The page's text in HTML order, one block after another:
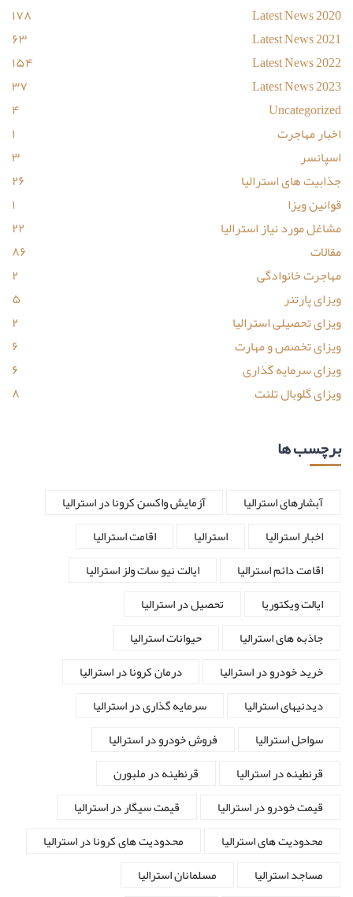
Latest News 2020
۱۷۸
Latest News 2021
۶۳
Latest News 2022
۱۵۴
Latest News 2023
۳۷
Uncategorized
۴
اخبار مهاجرت
۱
اسپانسر
۳
جذابیت های استرالیا
۲۶
قوانین ویزا
۱
مشاغل مورد نیاز استرالیا
۲۲
مقالات
۸۶
مهاجرت خانوادگی
۲
ویزای پارتنر
۵
ویزای تحصیلی استرالیا
۲
ویزای تخصص و مهارت
۶
ویزای سرمایه گذاری
۶
ویزای گلوبال تلنت
۸
برچسب ها
آبشارهای استرالیا
آزمایش واکسن کرونا در استرالیا
اخبار استرالیا
استرالیا
اقامت استرالیا
اقامت دائم استرالیا
ایالت نیو سات ولز استرالیا
ایالت ویکتوریا
تحصیل در استرالیا
جاذبه های استرالیا
حیوانات استرالیا
خرید خودرو در استرالیا
درمان کرونا در استرالیا
دیدنیهای استرالیا
سرمایه گذاری در استرالیا
سواحل استرالیا
فروش خودرو در استرالیا
قرنطینه در استرالیا
قرنطینه در ملبورن
قیمت خودرو در استرالیا
قیمت سیگار در استرالیا
محدودیت های استرالیا
محدودیت های کرونا در استرالیا
مساجد استرالیا
مسلمانان استرالیا